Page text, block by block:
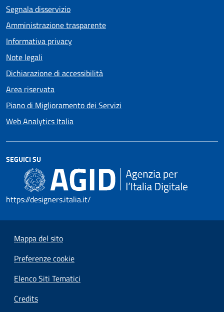
Segnala disservizio
Amministrazione trasparente
Informativa privacy
Note legali
Dichiarazione di accessibilità
Area riservata
Piano di Miglioramento dei Servizi
Web Analytics Italia
SEGUICI SU
https://designers.italia.it/
Mappa del sito
Preferenze cookie
Elenco Siti Tematici
Credits